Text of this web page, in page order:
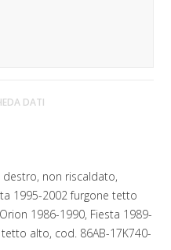
DATI
non riscaldato,
1995-2002 furgone tetto
1986-1990, Fiesta 1989-
alto, cod. 86AB-17K740-